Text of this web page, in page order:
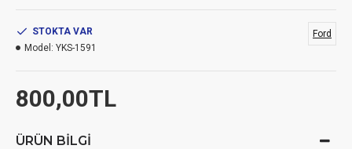
800,00TL
STOKTA VAR
Model: YKS-1591
Ford
ÜRÜN BILGI